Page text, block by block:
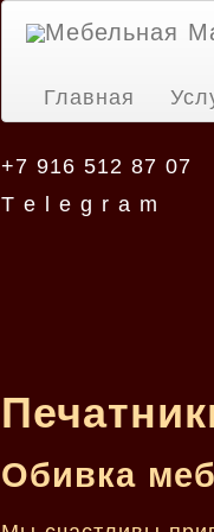
Мебельная
Главная
+7 916 512 87 07
T e l e g r a m
Обивка